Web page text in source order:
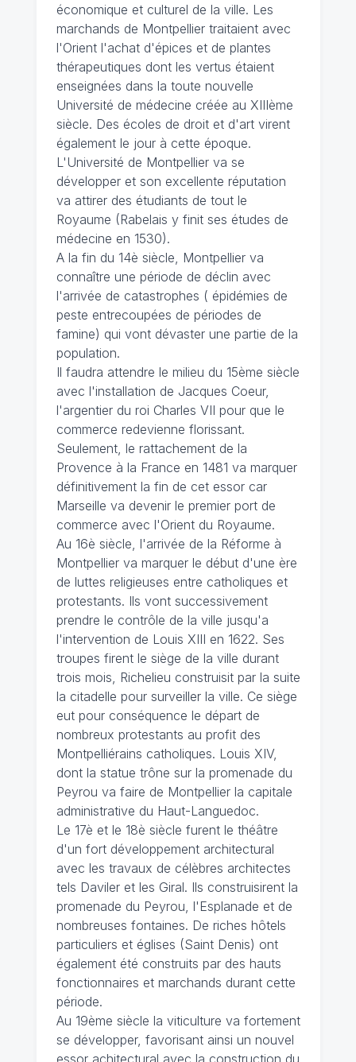
économique et culturel de la ville. Les
marchands de Montpellier traitaient avec
l'Orient l'achat d'épices et de plantes
thérapeutiques dont les vertus étaient
enseignées dans la toute nouvelle
Université de médecine créée au XIIIème
siècle. Des écoles de droit et d'art virent
également le jour à cette époque.
L'Université de Montpellier va se
développer et son excellente réputation
va attirer des étudiants de tout le
Royaume (Rabelais y finit ses études de
médecine en 1530).
A la fin du 14è siècle, Montpellier va
connaître une période de déclin avec
l'arrivée de catastrophes ( épidémies de
peste entrecoupées de périodes de
famine) qui vont dévaster une partie de la
population.
Il faudra attendre le milieu du 15ème siècle
avec l'installation de Jacques Coeur,
l'argentier du roi Charles VII pour que le
commerce redevienne florissant.
Seulement, le rattachement de la
Provence à la France en 1481 va marquer
définitivement la fin de cet essor car
Marseille va devenir le premier port de
commerce avec l'Orient du Royaume.
Au 16è siècle, l'arrivée de la Réforme à
Montpellier va marquer le début d'une ère
de luttes religieuses entre catholiques et
protestants. Ils vont successivement
prendre le contrôle de la ville jusqu'a
l'intervention de Louis XIII en 1622. Ses
troupes firent le siège de la ville durant
trois mois, Richelieu construisit par la suite
la citadelle pour surveiller la ville. Ce siège
eut pour conséquence le départ de
nombreux protestants au profit des
Montpelliérains catholiques. Louis XIV,
dont la statue trône sur la promenade du
Peyrou va faire de Montpellier la capitale
administrative du Haut-Languedoc.
Le 17è et le 18è siècle furent le théâtre
d'un fort développement architectural
avec les travaux de célèbres architectes
tels Daviler et les Giral. Ils construisirent la
promenade du Peyrou, l'Esplanade et de
nombreuses fontaines. De riches hôtels
particuliers et églises (Saint Denis) ont
également été construits par des hauts
fonctionnaires et marchands durant cette
période.
Au 19ème siècle la viticulture va fortement
se développer, favorisant ainsi un nouvel
essor achitectural avec la construction du